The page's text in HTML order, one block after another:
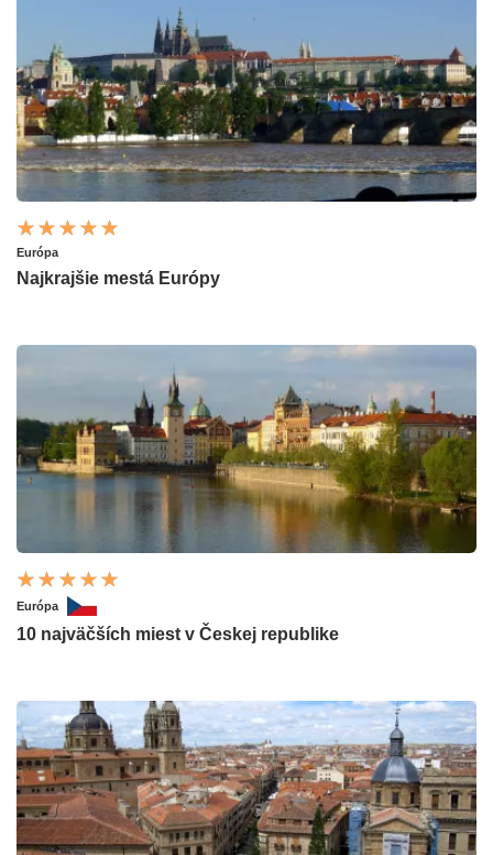
Európa
Najkrajšie mestá Európy
Európa
10 najväčších miest v Českej republike